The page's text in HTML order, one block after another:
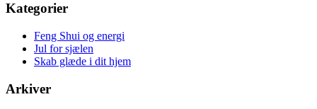
Kategorier
Feng Shui og energi
Jul for sjælen
Skab glæde i dit hjem
Arkiver